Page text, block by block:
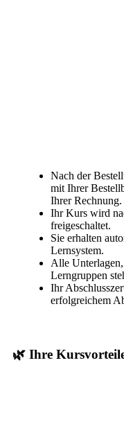
Nach der
mit Ihrer
Ihrer Rechnung.
Ihr Kurs wird
freigeschaltet.
Sie erhalten
Lernsystem.
Alle
Lerngruppen
Ihr
erfolgreichem
🌿 Ihre